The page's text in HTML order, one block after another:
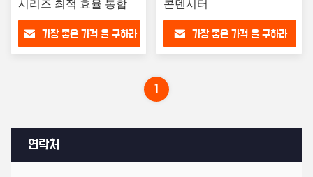
연락처
시리즈 최적 효율 통합
가장 좋은 가격 을 구하라
콘덴시터
가장 좋은 가격 을 구하라
1